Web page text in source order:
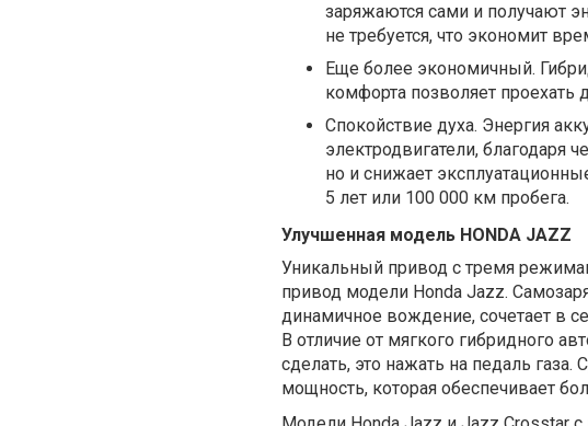
заряжаются сами и получают
не требуется, что экономит
Еще более экономичный.
комфорта позволяет
Спокойствие духа. Энергия
электродвигатели, благодаря
но и снижает
5 лет или 100 000 км пробега.
Улучшенная модель HONDA JAZZ
Уникальный привод с тремя
привод модели Honda Jazz.
динамичное вождение, сочетает в
В отличие от мягкого гибридного
сделать, это нажать на педаль газа.
мощность, которая обеспечивает